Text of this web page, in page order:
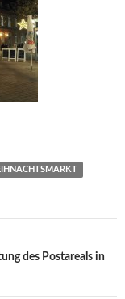
des Postareals in